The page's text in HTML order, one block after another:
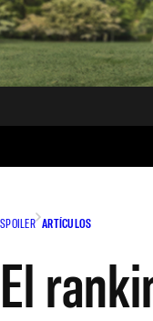
SPOILER ARTÍCULOS
El